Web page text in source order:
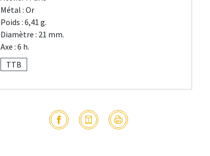
Métal : Or
Poids : 6,41 g.
Diamètre : 21 mm.
Axe : 6 h.
TTB